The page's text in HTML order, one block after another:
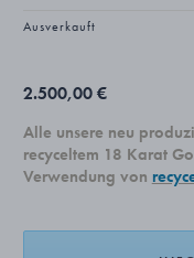
Ausverkauft
2.500,00 €
Alle unsere neu
recyceltem 18 Karat
Verwendung von